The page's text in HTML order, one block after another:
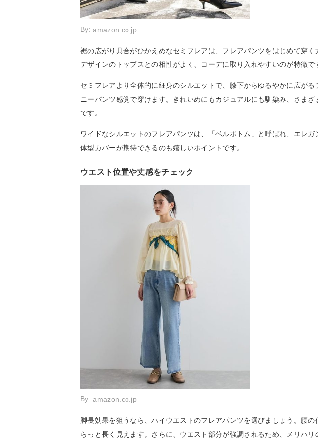
By:amazon.co.jp
裾の広がり具合がひかえめなセミフレアは、フレアパンツをはじめて穿
デザインのトップスとの相性がよく、コーデに取り入れやすいのが特徴で
セミフレアより全体的に細身のシルエットで、膝下からゆるやかに広が
ニーパンツ感覚で穿けます。きれいめにもカジュアルにも馴染み、さま
です。
ワイドなシルエットのフレアパンツは、「ベルボトム」と呼ばれ、エレガ
体型カバーが期待できるのも嬉しいポイントです。
ウエスト位置や丈感をチェック
By:amazon.co.jp
脚長効果を狙うなら、ハイウエストのフレアパンツを選びましょう。腰
らっと長く見えます。さらに、ウエスト部分が強調されるため、メリハ